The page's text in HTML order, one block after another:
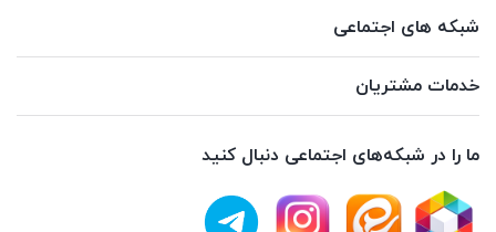
شبکه های اجتماعی
خدمات مشتریان
ما را در شبکه‌های اجتماعی دنبال کنید